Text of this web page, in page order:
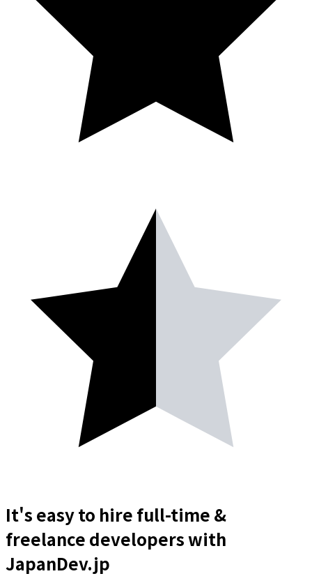
It's easy to hire full-time &
freelance developerswith
JapanDev.jp